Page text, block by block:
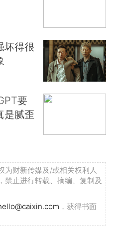
坏得很
要
是腻歪
为财新传媒及/或相关权利人
禁止进行转载、摘编、复制及
，获得书面